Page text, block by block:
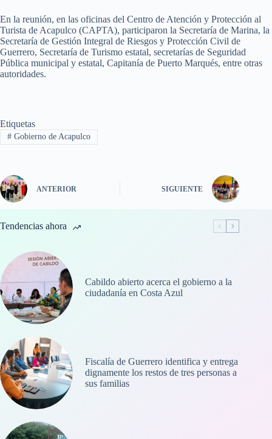
En la reunión, en las oficinas del Centro de Atención y Protección al
Turista de Acapulco (CAPTA), participaron la Secretaría de Marina, la
Secretaría de Gestión Integral de Riesgos y Protección Civil de
Guerrero, Secretaría de Turismo estatal, secretarías de Seguridad
Pública municipal y estatal, Capitanía de Puerto Marqués, entre otras
autoridades.
Etiquetas
#Gobierno de Acapulco
ANTERIOR SIGUIENTE
Tendencias ahora
Cabildo abierto acerca el gobierno a la
ciudadanía en Costa Azul
Fiscalía de Guerrero identifica y entrega
dignamente los restos de tres personas a
sus familias